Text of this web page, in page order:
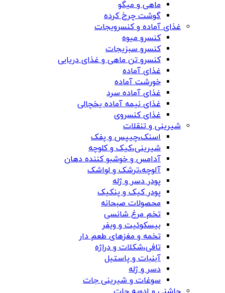
ماهی و میگو
گوشت چرخ کرده
غذای آماده و کنسرویجات
کنسرو میوه
کنسرو سبزیجات
کنسرو تن ماهی و غذای دریایی
غذای آماده
خورشت آماده
غذای آماده سرد
غذای نیمه آماده یخچالی
غذای کنسروی
شیرینی و تنقلات
اسنک،چیپس و پفک
شیرینی،کیک و کلوچه
آدامس و خوشبو کننده دهان
آلوچه،ترشک و لواشک
پودر دسر و ژله
پودر کیک و پنکیک
محصولات صبحانه
تخم مرغ شانسی
بیسکوئیت و ویفر
تخمه و مغزهای طعم دار
تافی،شکلات و دراژه
آبنبات و پاستیل
دسر و ژله
سوغات و شیرینی جات